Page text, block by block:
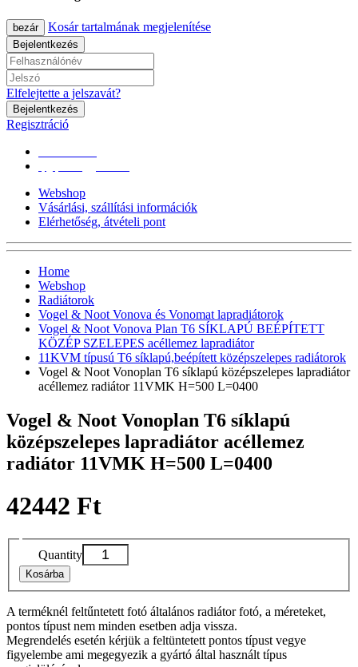
bezár Kosár tartalmának megjelenítése
Bejelentkezés
Elfelejtette a jelszavát?
Bejelentkezés
Regisztráció
Webshop
Vásárlási, szállítási információk
Elérhetőség, átvételi pont
Home
Webshop
Radiátorok
Vogel & Noot Vonova és Vonomat lapradiátorok
Vogel & Noot Vonova Plan T6 SÍKLAPÚ BEÉPÍTETT
KÖZÉP SZELEPES acéllemez lapradiátor
11KVM típusú T6 síklapú,beépített középszelepes radiátorok
Vogel & Noot Vonoplan T6 síklapú középszelepes lapradiátor
acéllemez radiátor 11VMK H=500 L=0400
Vogel & Noot Vonoplan T6 síklapú
középszelepes lapradiátor acéllemez
radiátor 11VMK H=500 L=0400
42442 Ft
Quantity
Kosárba
A terméknél feltűntetett fotó általános radiátor fotó, a méreteket,
pontos típust nem minden esetben adja vissza.
Megrendelés esetén kérjük a feltüntetett pontos típust vegye
figyelembe ami megegyezik a gyártó által használt típus